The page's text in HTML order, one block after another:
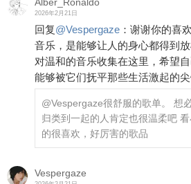
Alber_Ronaldo
2026年2月21日
回复@Vespergaze ： 谢谢你的喜
音乐，是能够让人的身心都得到
对温和的音乐收集在这里，希望
能够被它们抚平那些生活激起的尖
@Vespergaze很舒服的歌单。 想
归类到一起的人肯定也很温柔吧
的很喜欢，好厉害的歌品
Vespergaze